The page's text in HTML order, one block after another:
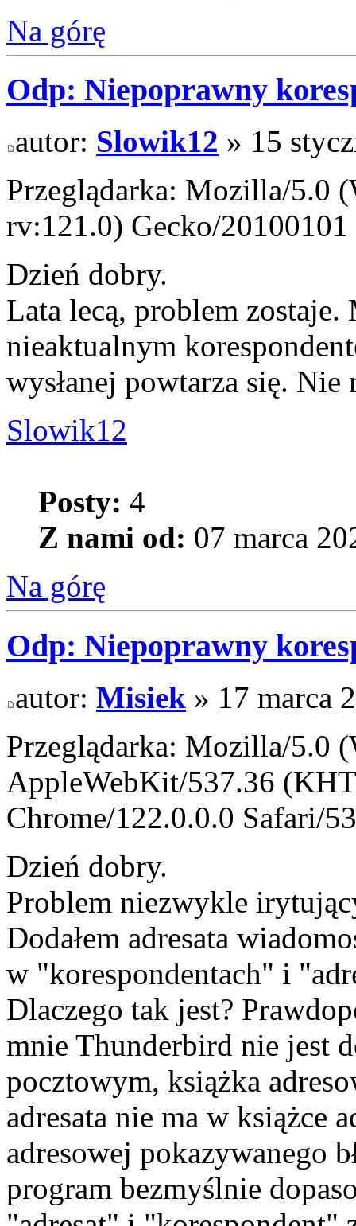
Na górę
Odp: Niepoprawny
autor: Slowik12 » 15
Przeglądarka: Mozilla/5.0
rv:121.0) Gecko/
Dzień dobry.
Lata lecą, problem
nieaktualnym
wysłanej powtarza się. Nie
Slowik12
Posty: 4
Z nami od: 07 marca
Na górę
Odp: Niepoprawny
autor: Misiek » 17 marca
Przeglądarka: Mozilla/5.0
AppleWebKit/537.36
Chrome/122.0.0.0 Safari/
Dzień dobry.
Problem niezwykle
Dodałem adresata
w "korespondentach" i
Dlaczego tak jest?
mnie Thunderbird nie jest
pocztowym, książka
adresata nie ma w książce
adresowej pokazywanego
program bezmyślnie